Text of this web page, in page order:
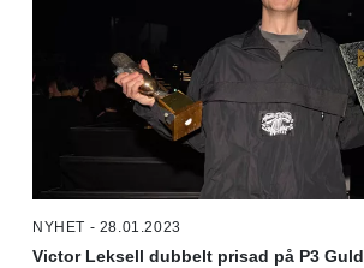
NYHET - 28.01.2023
Victor Leksell dubbelt prisad på P3 Guld